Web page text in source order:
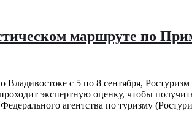
маршруте по
с 5 по 8 сентября,
экспертную оценку, чтобы
агентства по туризму